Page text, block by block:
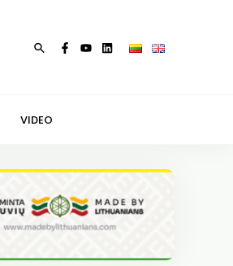
Paieška
VIDEO